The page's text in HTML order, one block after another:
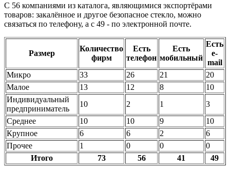
С 56 компаниями из каталога, являющимися экспортёрами
товаров: закалённое и другое безопасное стекло, можно
связаться по телефону, а с 49 - по электронной почте.
Размер
Количество
фирм
Есть
телефон
Есть
мобильный
Есть
e-
mail
Микро
33 26 21
20
Малое
13 12 8
10
Индивидуальный
предприниматель
10 2 1
3
Среднее
10 10 9
10
Крупное
6 6 2
6
Прочее
1 0 0
0
Итого
73 56 41 49